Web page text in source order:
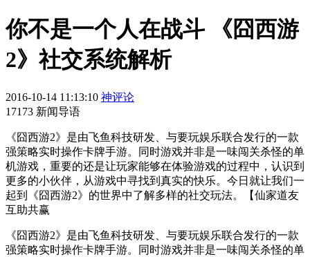
你不是一个人在战斗 《囧西游
2》社交系统解析
2016-10-14 11:13:10 神评论
17173 新闻导语
《囧西游2》是由飞鱼科技研发、与要玩娱乐联合发行的一款
强策略实时操作卡牌手游。同时游戏并非是一味闯关杀怪的单
机游戏，重要的还是让玩家能够在体验游戏的过程中，认识到
更多的小伙伴，从游戏中寻找到真实的快乐。今日就让我们一
起到《囧西游2》的世界中了解多样的社交玩法。【仙家道友
互助共赢
《囧西游2》是由飞鱼科技研发、与要玩娱乐联合发行的一款
强策略实时操作卡牌手游。同时游戏并非是一味闯关杀怪的单